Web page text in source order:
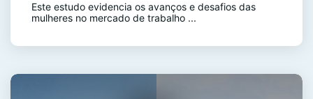
Este estudo evidencia os avanços e desafios das
mulheres no mercado de trabalho ...